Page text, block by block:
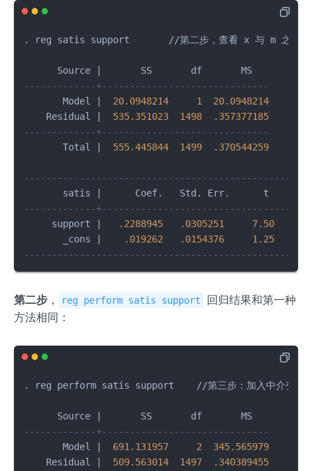
. reg satis support //第二步，查看 x 与 m 之间的
      Source
SS       df       MS
-------------+------------------------------
       Model
20.0948214 1 20.0948214
    Residual
535.351023 1498 .357377185
-------------+------------------------------
       Total
555.445844 1499 .370544259
       satis
      Coef.   Std. Err.      t    P
-------------
     support
.2288945 .0305251 7.50
       _cons
.019262 .0154376 1.25
第二步 ， reg perform satis support
回归结果和第一种
方法相同：
. reg perform satis support //第三步：加入中介变
      Source
SS       df       MS
-------------+------------------------------
       Model
691.131957 2 345.565979
    Residual
509.563014 1497 .340389455